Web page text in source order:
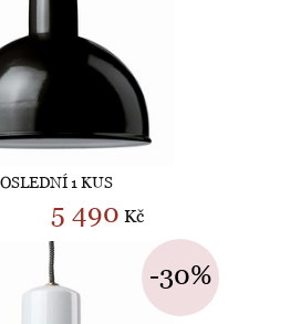
1 KUS
5 490 Kč
-30%